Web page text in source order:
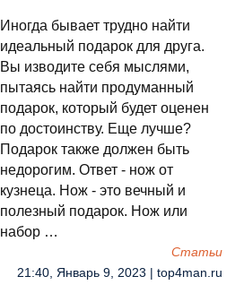
Иногда бывает трудно найти
идеальный подарок для друга.
Вы изводите себя мыслями,
пытаясь найти продуманный
подарок, который будет оценен
по достоинству. Еще лучше?
Подарок также должен быть
недорогим. Ответ - нож от
кузнеца. Нож - это вечный и
полезный подарок. Нож или
набор …
Cтатьи
21:40, Январь 9, 2023 | top4man.ru